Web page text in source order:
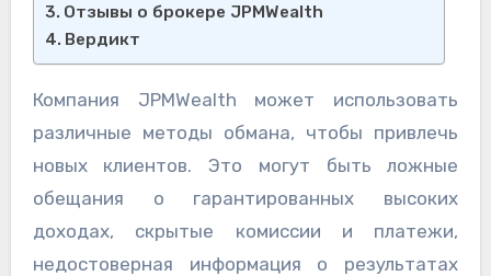
Отзывы о брокере JPMWealth
Вердикт
Компания JPMWealth может использовать
различные методы обмана, чтобы привлечь
новых клиентов. Это могут быть ложные
обещания о гарантированных высоких
доходах, скрытые комиссии и платежи,
недостоверная информация о результатах